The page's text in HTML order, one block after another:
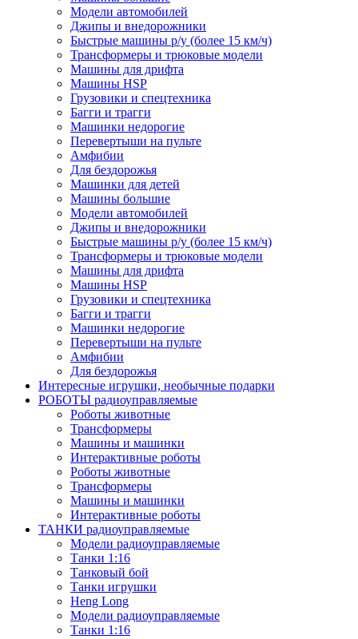
Модели автомобилей
Джипы и внедорожники
Быстрые машины р/у (более 15 км/ч)
Трансформеры и трюковые модели
Машины для дрифта
Машины HSP
Грузовики и спецтехника
Багги и трагги
Машинки недорогие
Перевертыши на пульте
Амфибии
Для бездорожья
Машинки для детей
Машины большие
Модели автомобилей
Джипы и внедорожники
Быстрые машины р/у (более 15 км/ч)
Трансформеры и трюковые модели
Машины для дрифта
Машины HSP
Грузовики и спецтехника
Багги и трагги
Машинки недорогие
Перевертыши на пульте
Амфибии
Для бездорожья
Интересные игрушки, необычные подарки
РОБОТЫ радиоуправляемые
Роботы животные
Трансформеры
Машины и машинки
Интерактивные роботы
Роботы животные
Трансформеры
Машины и машинки
Интерактивные роботы
ТАНКИ радиоуправляемые
Модели радиоуправляемые
Танки 1:16
Танковый бой
Танки игрушки
Heng Long
Модели радиоуправляемые
Танки 1:16